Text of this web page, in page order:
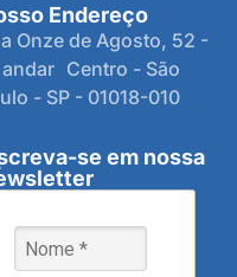
Endereço
Onze de Agosto, 52 -
andar Centro - São
- SP - 01018-010
se em nossa